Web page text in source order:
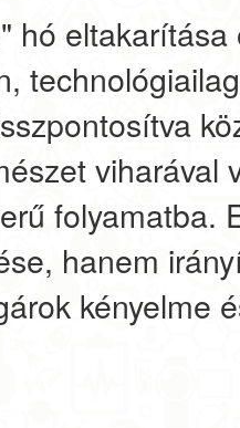
hó
viharával
folyamatba.
hanem
kényelme